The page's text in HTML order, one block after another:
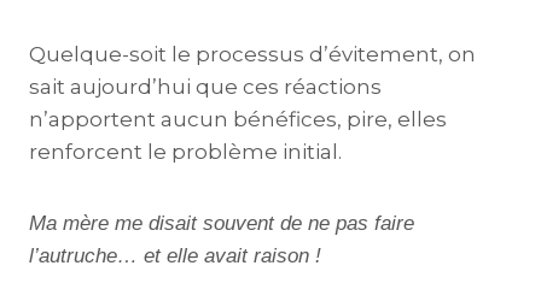
Quelque-soit le processus d’évitement, on
sait aujourd’hui que ces réactions
n’apportent aucun bénéfices, pire, elles
renforcent le problème initial.
Ma mère me disait souvent de ne pas faire
l’autruche… et elle avait raison !